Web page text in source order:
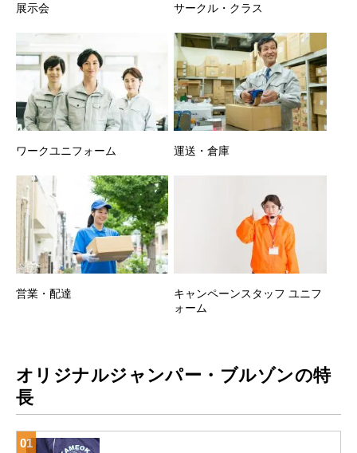
展示会 サークル・クラス
ワークユニフォーム 運送・倉庫
営業・配達
キャンペーンスタッフ ユニフ
ォーム
オリジナルジャンパー・ブルゾンの特
長
01